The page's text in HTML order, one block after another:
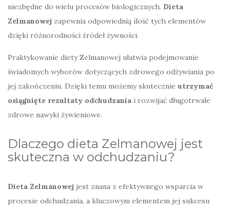
niezbędne do wielu procesów biologicznych. Dieta
Zelmanowej zapewnia odpowiednią ilość tych elementów
dzięki różnorodności źródeł żywności.
Praktykowanie diety Zelmanowej ułatwia podejmowanie
świadomych wyborów dotyczących zdrowego odżywiania po
jej zakończeniu. Dzięki temu możemy skutecznie utrzymać
osiągnięte rezultaty odchudzania i rozwijać długotrwałe
zdrowe nawyki żywieniowe.
Dlaczego dieta Zelmanowej jest
skuteczna w odchudzaniu?
Dieta Zelmanowej jest znana z efektywnego wsparcia w
procesie odchudzania, a kluczowym elementem jej sukcesu